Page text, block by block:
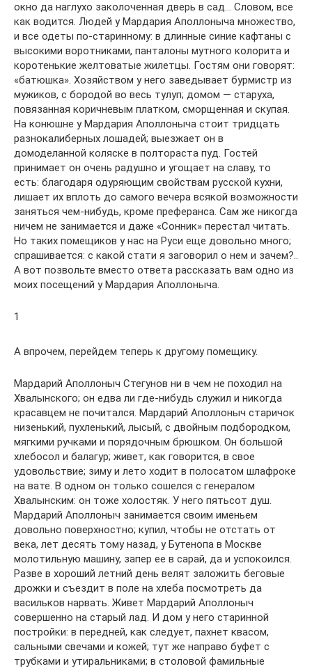
окно да наглухо заколоченная дверь в сад… Словом, все
как водится. Людей у Мардария Аполлоныча множество,
и все одеты по-старинному: в длинные синие кафтаны с
высокими воротниками, панталоны мутного колорита и
коротенькие желтоватые жилетцы. Гостям они говорят:
«батюшка». Хозяйством у него заведывает бурмистр из
мужиков, с бородой во весь тулуп; домом — старуха,
повязанная коричневым платком, сморщенная и скупая.
На конюшне у Мардария Аполлоныча стоит тридцать
разнокалиберных лошадей; выезжает он в
домоделанной коляске в полтораста пуд. Гостей
принимает он очень радушно и угощает на славу, то
есть: благодаря одуряющим свойствам русской кухни,
лишает их вплоть до самого вечера всякой возможности
заняться чем-нибудь, кроме преферанса. Сам же никогда
ничем не занимается и даже «Сонник» перестал читать.
Но таких помещиков у нас на Руси еще довольно много;
спрашивается: с какой стати я заговорил о нем и зачем?..
А вот позвольте вместо ответа рассказать вам одно из
моих посещений у Мардария Аполлоныча.
1
А впрочем, перейдем теперь к другому помещику.
Мардарий Аполлоныч Стегунов ни в чем не походил на
Хвалынского; он едва ли где-нибудь служил и никогда
красавцем не почитался. Мардарий Аполлоныч старичок
низенький, пухленький, лысый, с двойным подбородком,
мягкими ручками и порядочным брюшком. Он большой
хлебосол и балагур; живет, как говорится, в свое
удовольствие; зиму и лето ходит в полосатом шлафроке
на вате. В одном он только сошелся с генералом
Хвалынским: он тоже холостяк. У него пятьсот душ.
Мардарий Аполлоныч занимается своим именьем
довольно поверхностно; купил, чтобы не отстать от
века, лет десять тому назад, у Бутенопа в Москве
молотильную машину, запер ее в сарай, да и успокоился.
Разве в хороший летний день велят заложить беговые
дрожки и съездит в поле на хлеба посмотреть да
васильков нарвать. Живет Мардарий Аполлоныч
совершенно на старый лад. И дом у него старинной
постройки: в передней, как следует, пахнет квасом,
сальными свечами и кожей; тут же направо буфет с
трубками и утиральниками; в столовой фамильные